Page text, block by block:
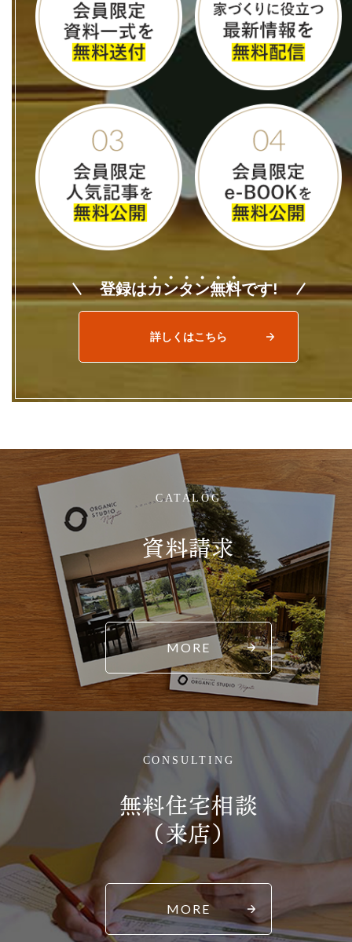
登録はカンタン無料です!
詳しくはこちら
CATALOG
資料請求
MORE
CONSULTING
無料住宅相談
（来店）
MORE